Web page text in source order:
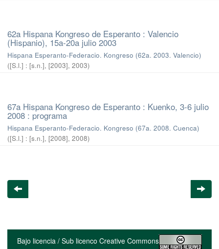
62a Hispana Kongreso de Esperanto : Valencio
(Hispanio), 15a-20a julio 2003
Hispana Esperanto-Federacio. Kongreso (62a. 2003. Valencio)
([S.l.] : [s.n.], [2003], 2003)
67a Hispana Kongreso de Esperanto : Kuenko, 3-6 julio
2008 : programa
Hispana Esperanto-Federacio. Kongreso (67a. 2008. Cuenca)
([S.l.] : [s.n.], [2008], 2008)
Bajo licencia / Sub licenco Creative Commons